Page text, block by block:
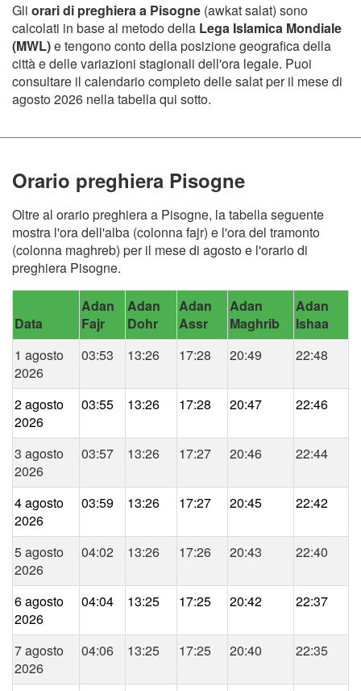
Gli orari di preghiera a Pisogne (awkat salat) sono
calcolati in base al metodo della Lega Islamica Mondiale
(MWL)e tengono conto della posizione geografica della
città e delle variazioni stagionali dell'ora legale. Puoi
consultare il calendario completo delle salat per il mese di
agosto 2026 nella tabella qui sotto.
Orario preghiera Pisogne
Oltre al orario preghiera a Pisogne, la tabella seguente
mostra l'ora dell'alba (colonna fajr) e l'ora del tramonto
(colonna maghreb) per il mese di agosto e l'orario di
preghiera Pisogne.
Data
Adan
Fajr
Adan
Dohr
Adan
Assr
Adan
Maghrib
Adan
Ishaa
1 agosto
2026
03:53 13:26 17:28 20:49 22:48
2 agosto
2026
03:55 13:26 17:28 20:47 22:46
3 agosto
2026
03:57 13:26 17:27 20:46 22:44
4 agosto
2026
03:59 13:26 17:27 20:45 22:42
5 agosto
2026
04:02 13:26 17:26 20:43 22:40
6 agosto
2026
04:04 13:25 17:25 20:42 22:37
7 agosto
2026
04:06 13:25 17:25 20:40 22:35